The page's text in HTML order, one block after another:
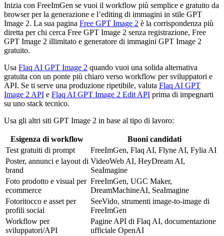
Inizia con FreeImGen se vuoi il workflow più semplice e gratuito da
browser per la generazione e l’editing di immagini in stile GPT
Image 2. La sua pagina Free GPT Image 2 è la corrispondenza più
diretta per chi cerca Free GPT Image 2 senza registrazione, Free
GPT Image 2 illimitato e generatore di immagini GPT Image 2
gratuito.
Usa Flaq AI GPT Image 2 quando vuoi una solida alternativa
gratuita con un ponte più chiaro verso workflow per sviluppatori e
API. Se ti serve una produzione ripetibile, valuta Flaq AI GPT
Image 2 API e Flaq AI GPT Image 2 Edit API prima di impegnarti
su uno stack tecnico.
Usa gli altri siti GPT Image 2 in base al tipo di lavoro:
Esigenza di workflow
Buoni candidati
Test gratuiti di prompt
FreeImGen, Flaq AI, Flyne AI, Fylia AI
Poster, annunci e layout di
brand
VideoWeb AI, HeyDream AI,
SeaImagine
Foto prodotto e visual per
ecommerce
FreeImGen, UGC Maker,
DreamMachineAI, SeaImagine
Fotoritocco e asset per
profili social
SeeVido, strumenti image-to-image di
FreeImGen
Workflow per
sviluppatori/API
Pagine API di Flaq AI, documentazione
ufficiale OpenAI